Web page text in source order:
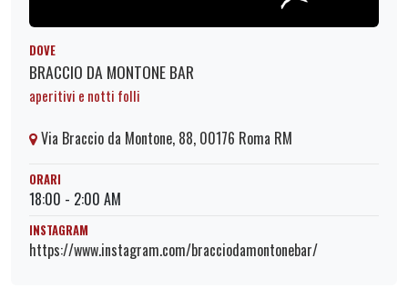
DOVE
BRACCIO DA MONTONE BAR
aperitivi e notti folli
Via Braccio da Montone, 88, 00176 Roma RM
ORARI
18:00 - 2:00 AM
INSTAGRAM
https://www.instagram.com/bracciodamontonebar/